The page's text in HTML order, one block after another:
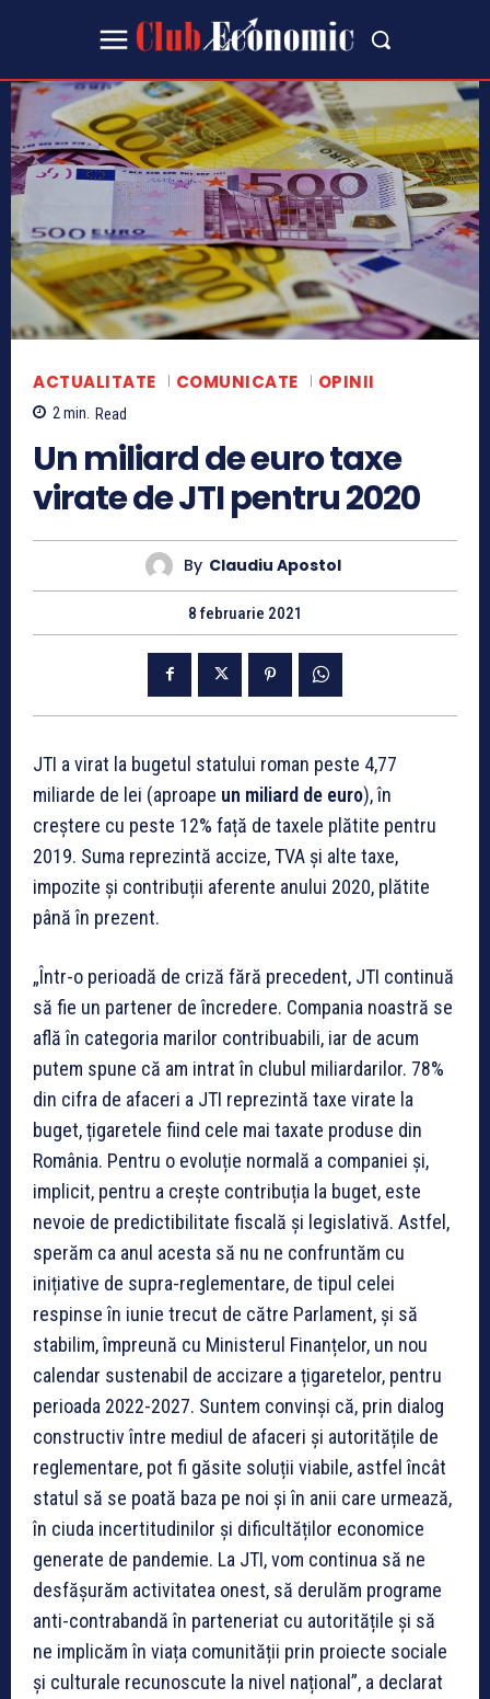
ACTUALITATE COMUNICATE OPINII
2min. Read
Un miliard de euro taxe
virate de JTI pentru 2020
By Claudiu Apostol
8 februarie 2021
JTI a virat la bugetul statului roman peste 4,77
miliarde de lei (aproape un miliard de euro), în
creștere cu peste 12% față de taxele plătite pentru
2019. Suma reprezintă accize, TVA și alte taxe,
impozite și contribuții aferente anului 2020, plătite
până în prezent.
„Într-o perioadă de criză fără precedent, JTI continuă
să fie un partener de încredere. Compania noastră se
află în categoria marilor contribuabili, iar de acum
putem spune că am intrat în clubul miliardarilor. 78%
din cifra de afaceri a JTI reprezintă taxe virate la
buget, țigaretele fiind cele mai taxate produse din
România. Pentru o evoluție normală a companiei și,
implicit, pentru a crește contribuția la buget, este
nevoie de predictibilitate fiscală și legislativă. Astfel,
sperăm ca anul acesta să nu ne confruntăm cu
inițiative de supra-reglementare, de tipul celei
respinse în iunie trecut de către Parlament, și să
stabilim, împreună cu Ministerul Finanțelor, un nou
calendar sustenabil de accizare a țigaretelor, pentru
perioada 2022-2027. Suntem convinși că, prin dialog
constructiv între mediul de afaceri și autoritățile de
reglementare, pot fi găsite soluții viabile, astfel încât
statul să se poată baza pe noi și în anii care urmează,
în ciuda incertitudinilor și dificultăților economice
generate de pandemie. La JTI, vom continua să ne
desfășurăm activitatea onest, să derulăm programe
anti-contrabandă în parteneriat cu autoritățile și să
ne implicăm în viața comunității prin proiecte sociale
și culturale recunoscute la nivel național”, a declarat